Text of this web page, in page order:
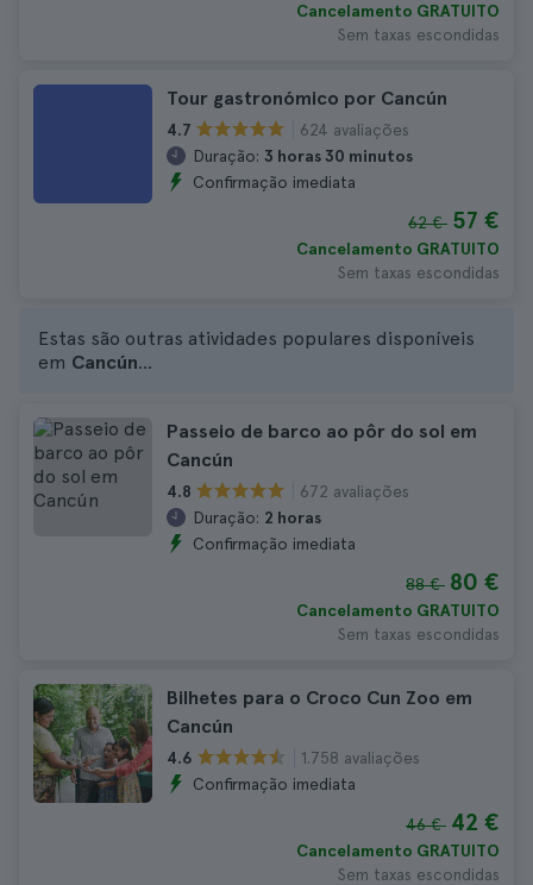
Cancelamento GRATUITO
Sem taxas escondidas
Tour gastronómico por Cancún
4.7
624 avaliações
Duração: 3 horas 30 minutos
Confirmação imediata
62 € 57 €
Cancelamento GRATUITO
Sem taxas escondidas
Estas são outras atividades populares disponíveis
em Cancún...
Passeio de barco ao pôr do sol em
Cancún
4.8
672 avaliações
Duração: 2 horas
Confirmação imediata
88 € 80 €
Cancelamento GRATUITO
Sem taxas escondidas
Bilhetes para o Croco Cun Zoo em
Cancún
4.6
1.758 avaliações
Confirmação imediata
46 € 42 €
Cancelamento GRATUITO
Sem taxas escondidas